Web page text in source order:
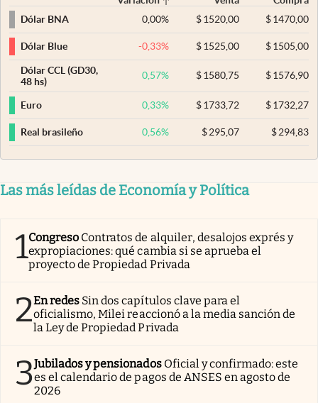
Dólar BNA
0,00% $ 1520,00 $1470,00
Dólar Blue -0,33% $ 1525,00 $1505,00
Dólar CCL (GD30,
48 hs)
0,57% $ 1580,75 $1576,90
Euro 0,33% $ 1733,72 $1732,27
Real brasileño 0,56% $ 295,07 $294,83
Las más leídas de Economía y Política
1Congreso Contratos de alquiler, desalojos exprés y
expropiaciones: qué cambia si se aprueba el
proyecto de Propiedad Privada
2En redes Sin dos capítulos clave para el
oficialismo, Milei reaccionó a la media sanción de
la Ley de Propiedad Privada
3Jubilados y pensionados Oficial y confirmado: este
es el calendario de pagos de ANSES en agosto de
2026